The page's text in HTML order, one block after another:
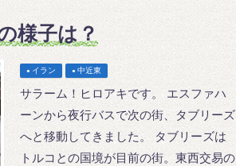
様子は？
イラン 中近東
サラーム！ヒロアキです。 エスファハ
ーンから夜行バスで次の街、タブリーズ
へと移動してきました。 タブリーズは
トルコとの国境が目前の街。東西交易の